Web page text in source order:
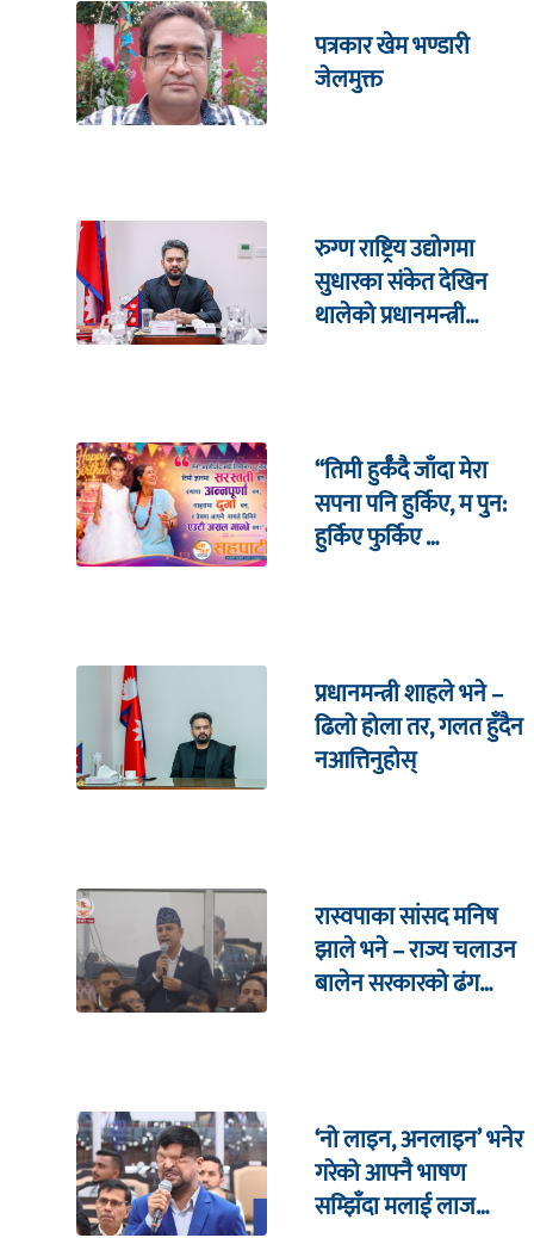
पत्रकार खेम भण्डारी
जेलमुक्त
रुग्ण राष्ट्रिय उद्योगमा
सुधारका संकेत देखिन
थालेको प्रधानमन्त्री
“तिमी हुर्कँदै जाँदा मेरा
सपना पनि हुर्किए, म पुन:
हुर्किए फुर्किए …
प्रधानमन्त्री शाहले भने –
ढिलो होला तर, गलत हुँदैन
नआत्तिनुहोस्
रास्वपाका सांसद मनिष
झाले भने – राज्य चलाउन
बालेन सरकारको ढंग
‘नो लाइन, अनलाइन’ भनेर
गरेको आफ्नै भाषण
सम्झिँदा मलाई लाज